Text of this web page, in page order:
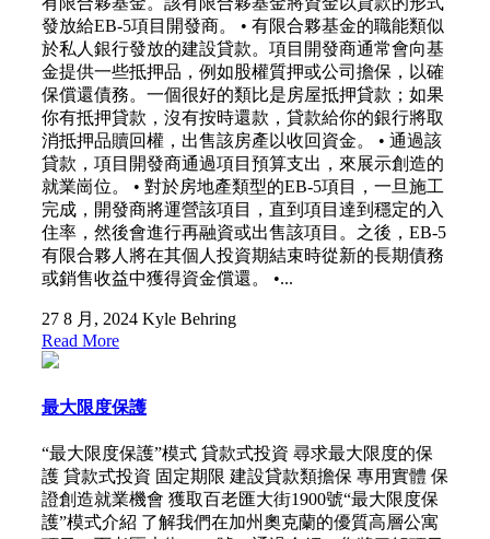
發放給EB-5項目開發商。 • 有限合夥基金的職能類似
於私人銀行發放的建設貸款。項目開發商通常會向基
金提供一些抵押品，例如股權質押或公司擔保，以確
保償還債務。一個很好的類比是房屋抵押貸款；如果
你有抵押貸款，沒有按時還款，貸款給你的銀行將取
消抵押品贖回權，出售該房產以收回資金。 • 通過該
貸款，項目開發商通過項目預算支出，來展示創造的
就業崗位。 • 對於房地產類型的EB-5項目，一旦施工
完成，開發商將運營該項目，直到項目達到穩定的入
住率，然後會進行再融資或出售該項目。之後，EB-5
有限合夥人將在其個人投資期結束時從新的長期債務
或銷售收益中獲得資金償還。 •...
27 8 月, 2024 Kyle Behring
Read More
最大限度保護
“最大限度保護”模式 貸款式投資 尋求最大限度的保
護 貸款式投資 固定期限 建設貸款類擔保 專用實體 保
證創造就業機會 獲取百老匯大街1900號“最大限度保
護”模式介紹 了解我們在加州奧克蘭的優質高層公寓